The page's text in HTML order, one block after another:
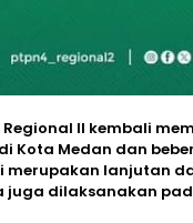
Regional II kembali
Kota Medan dan
merupakan lanjutan
juga dilaksanakan